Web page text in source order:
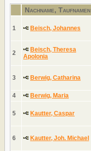
Nachname, Taufnamen
1 Beisch, Johannes
2
Beisch, Theresa
Apolonia
3 Berwig, Catharina
4 Berwig, Maria
5 Kautter, Caspar
6 Kautter, Joh. Michael